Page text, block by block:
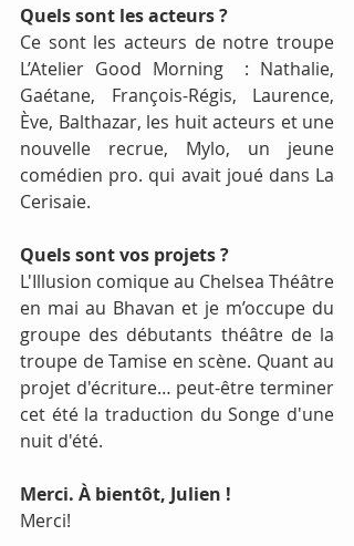
Quels sont les acteurs ?
Ce sont les acteurs de notre troupe
L’Atelier Good Morning  : Nathalie,
Gaétane, François-Régis, Laurence,
Ève, Balthazar, les huit acteurs et une
nouvelle recrue, Mylo, un jeune
comédien pro. qui avait joué dans La
Cerisaie.
Quels sont vos projets ?
L'Illusion comique au Chelsea Théâtre
en mai au Bhavan et je m’occupe du
groupe des débutants théâtre de la
troupe de Tamise en scène. Quant au
projet d'écriture… peut-être terminer
cet été la traduction du Songe d'une
nuit d'été.
Merci. À bientôt, Julien !
Merci!